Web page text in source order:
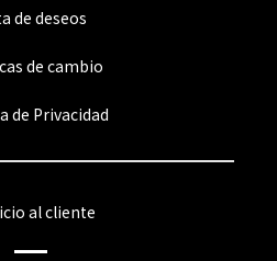
de deseos
de cambio
de Privacidad
al cliente